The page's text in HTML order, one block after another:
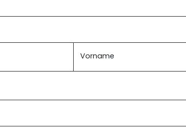
Vorname